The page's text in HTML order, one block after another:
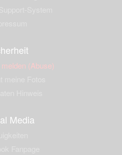
(Abuse)
Media